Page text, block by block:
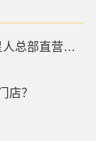
天津汽车贴膜，首选天津XPEL外星人总部直营店，高口碑店
店？